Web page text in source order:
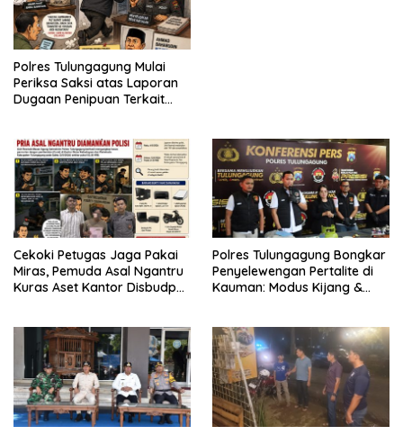
Polres Tulungagung Mulai
Periksa Saksi atas Laporan
Dugaan Penipuan Terkait
Cekoki Petugas Jaga Pakai
Miras, Pemuda Asal Ngantru
Kuras Aset Kantor Disbudpar
Polres Tulungagung Bongkar
Penyelewengan Pertalite di
Kauman: Modus Kijang &